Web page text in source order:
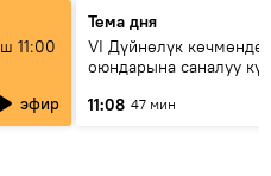
11:00
эфир
Тема дня
VI Дүйнөлүк
оюндарына саналуу
этапка жетти?
11:08 47 мин